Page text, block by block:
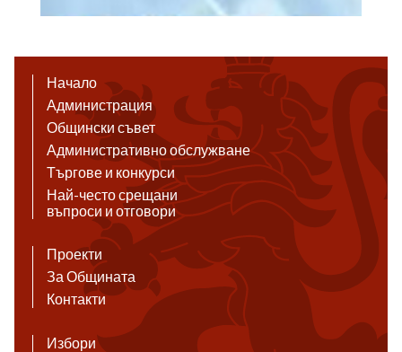
Начало
Администрация
Общински съвет
Административно обслужване
Търгове и конкурси
Най-често срещани
въпроси и отговори
Проекти
За Общината
Контакти
Избори